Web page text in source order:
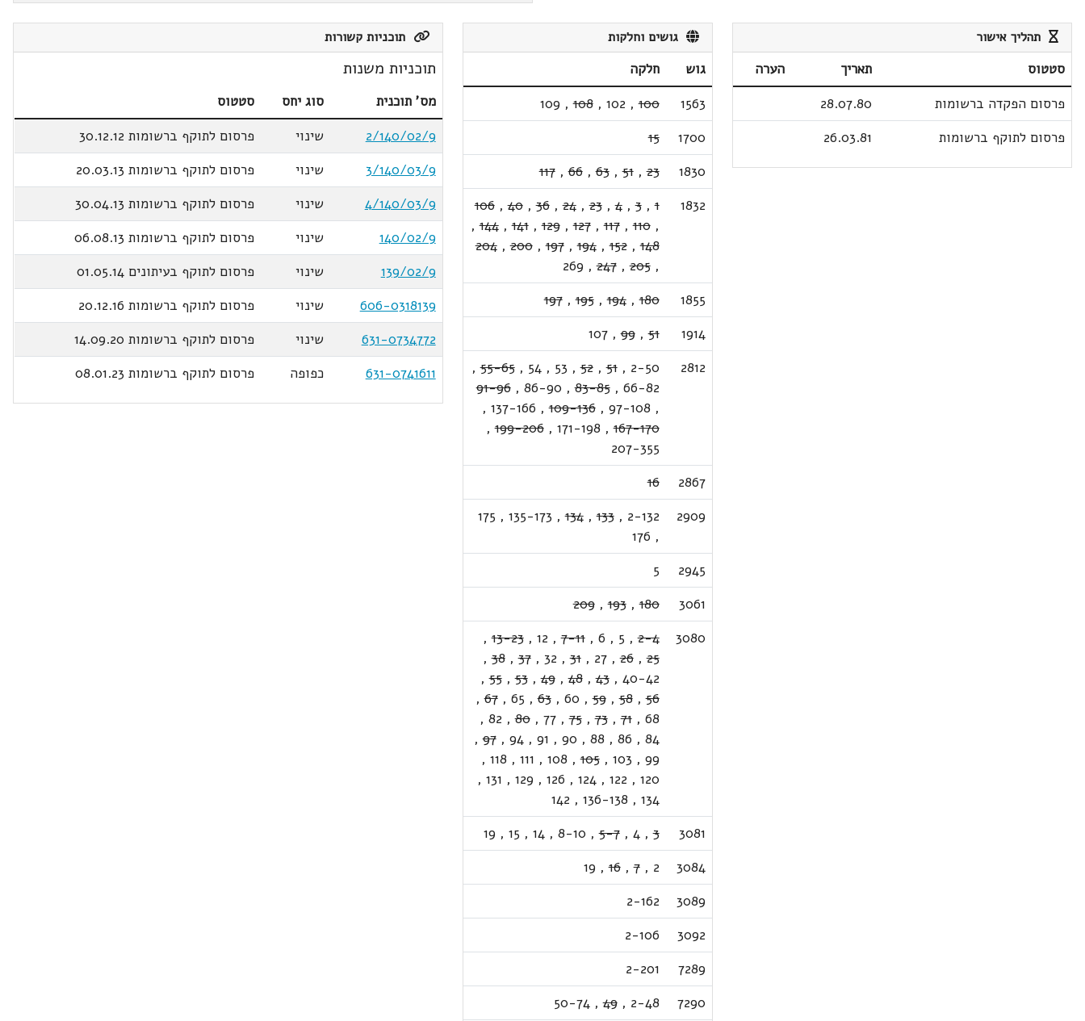
תהליך אישור
סטטוס תאריך
הערה
פרסום הפקדה ברשומות
28.07.80
פרסום לתוקף ברשומות
26.03.81
גושים וחלקות
גוש
חלקה
1563
100
,
102
,
108
,
109
1700
15
1830
23
,
51
,
63
,
66
,
117
1832
1
,
3
,
4
,
23
,
24
,
36
,
40
,
106
,
110
,
117
,
127
,
129
,
141
,
144
,
148
,
152
,
194
,
197
,
200
,
204
,
205
,
247
,
269
1855
180
,
194
,
195
,
197
1914
51
,
99
,
107
2812
2-50
,
51
,
52
,
53
,
54
,
55-65
,
66-82
,
83-85
,
86-90
,
91-96
,
97-108
,
109-136
,
137-166
,
167-170
,
171-198
,
199-206
,
207-355
2867
16
2909
2-132
,
133
,
134
,
135-173
,
175
,
176
2945
5
3061
180
,
193
,
209
3080
2-4
,
5
,
6
,
7-11
,
12
,
13-23
,
25
,
26
,
27
,
31
,
32
,
37
,
38
,
40-42
,
43
,
48
,
49
,
53
,
55
,
56
,
58
,
59
,
60
,
63
,
65
,
67
,
68
,
71
,
73
,
75
,
77
,
80
,
82
,
84
,
86
,
88
,
90
,
91
,
94
,
97
,
99
,
103
,
105
,
108
,
111
,
118
,
120
,
122
,
124
,
126
,
129
,
131
,
134
,
136-138
,
142
3081
3
,
4
,
5-7
,
8-10
,
14
,
15
,
19
3084
2
,
7
,
16
,
19
3089
2-162
3092
2-106
7289
2-201
7290
2-48
,
49
,
50-74
תוכניות קשורות
תוכניות משנות
מס' תוכנית סוג יחס
סטטוס
2/140/02/9
שינוי
פרסום לתוקף ברשומות 30.12.12
3/140/03/9
שינוי
פרסום לתוקף ברשומות 20.03.13
4/140/03/9
שינוי
פרסום לתוקף ברשומות 30.04.13
140/02/9
שינוי
פרסום לתוקף ברשומות 06.08.13
139/02/9
שינוי
פרסום לתוקף בעיתונים 01.05.14
606-0318139
שינוי
פרסום לתוקף ברשומות 20.12.16
631-0734772
שינוי
פרסום לתוקף ברשומות 14.09.20
631-0741611
כפופה פרסום לתוקף ברשומות 08.01.23